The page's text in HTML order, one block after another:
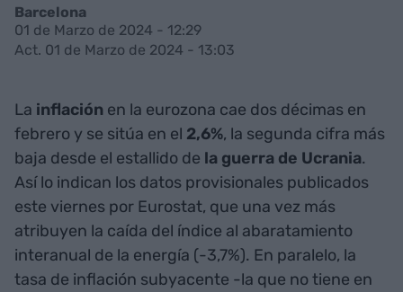
Barcelona
01 de Marzo de 2024 - 12:29
Act. 01 de Marzo de 2024 - 13:03
La inflación en la eurozona cae dos décimas en
febrero y se sitúa en el 2,6%, la segunda cifra más
baja desde el estallido de la guerra de Ucrania.
Así lo indican los datos provisionales publicados
este viernes por Eurostat, que una vez más
atribuyen la caída del índice al abaratamiento
interanual de la energía (-3,7%). En paralelo, la
tasa de inflación subyacente -la que no tiene en